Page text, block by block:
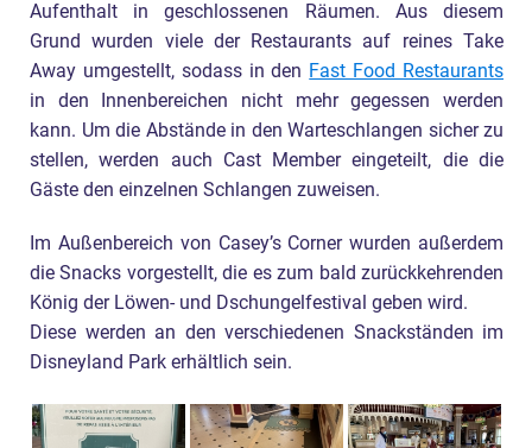
Aufenthalt in geschlossenen Räumen. Aus diesem
Grund wurden viele der Restaurants auf reines Take
Away umgestellt, sodass in den Fast Food Restaurants
in den Innenbereichen nicht mehr gegessen werden
kann. Um die Abstände in den Warteschlangen sicher zu
stellen, werden auch Cast Member eingeteilt, die die
Gäste den einzelnen Schlangen zuweisen.
Im Außenbereich von Casey’s Corner wurden außerdem
die Snacks vorgestellt, die es zum bald zurückkehrenden
König der Löwen- und Dschungelfestival geben wird.
Diese werden an den verschiedenen Snackständen im
Disneyland Park erhältlich sein.